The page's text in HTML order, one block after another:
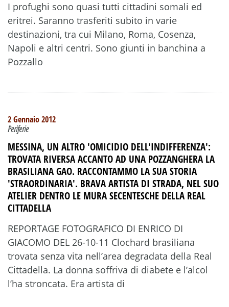
I profughi sono quasi tutti cittadini somali ed
eritrei. Saranno trasferiti subito in varie
destinazioni, tra cui Milano, Roma, Cosenza,
Napoli e altri centri. Sono giunti in banchina a
Pozzallo
2 Gennaio 2012
Periferie
MESSINA, UN ALTRO 'OMICIDIO DELL'INDIFFERENZA':
TROVATA RIVERSA ACCANTO AD UNA POZZANGHERA LA
BRASILIANA GAO. RACCONTAMMO LA SUA STORIA
'STRAORDINARIA'. BRAVA ARTISTA DI STRADA, NEL SUO
ATELIER DENTRO LE MURA SECENTESCHE DELLA REAL
CITTADELLA
REPORTAGE FOTOGRAFICO DI ENRICO DI
GIACOMO DEL 26-10-11 Clochard brasiliana
trovata senza vita nell’area degradata della Real
Cittadella. La donna soffriva di diabete e l’alcol
l’ha stroncata. Era artista di